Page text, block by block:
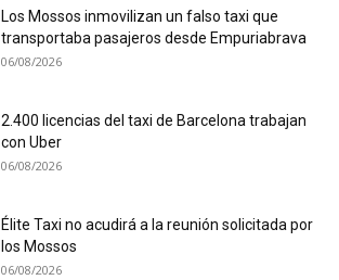
Los Mossos inmovilizan un falso taxi que
transportaba pasajeros desde Empuriabrava
06/08/2026
2.400 licencias del taxi de Barcelona trabajan
con Uber
06/08/2026
Élite Taxi no acudirá a la reunión solicitada por
los Mossos
06/08/2026